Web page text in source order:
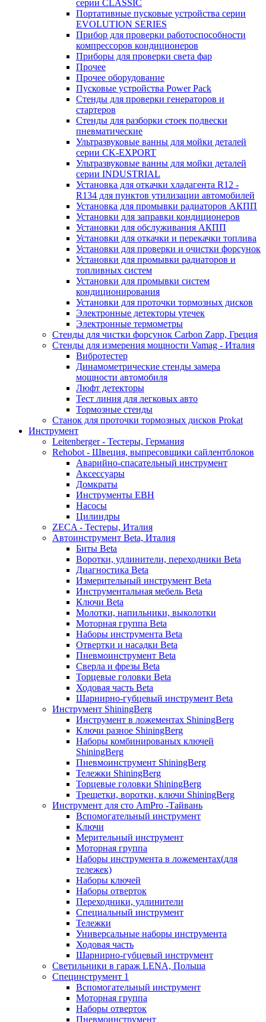
серии CLASSIC
Портативные пусковые устройства серии
EVOLUTION SERIES
Прибор для проверки работоспособности
компрессоров кондиционеров
Приборы для проверки света фар
Прочее
Прочее оборудование
Пусковые устройства Power Pack
Стенды для проверки генераторов и
стартеров
Стенды для разборки стоек подвески
пневматические
Ультразвуковые ванны для мойки деталей
серии CK-EXPORT
Ультразвуковые ванны для мойки деталей
серии INDUSTRIAL
Установка для откачки хладагента R12 -
R134 для пунктов утилизации автомобилей
Установка для промывки радиаторов АКПП
Установки для заправки кондиционеров
Установки для обслуживания АКПП
Установки для откачки и перекачки топлива
Установки для проверки и очистки форсунок
Установки для промывки радиаторов и
топливных систем
Установки для промывки систем
кондиционирования
Установки для проточки тормозных дисков
Электронные детекторы утечек
Электронные термометры
Стенды для чистки форсунок Carbon Zapp, Греция
Стенды для измерения мощности Vamag - Италия
Вибротестер
Динамометрические стенды замера
мощности автомобиля
Люфт детекторы
Тест линия для легковых авто
Тормозные стенды
Станок для проточки тормозных дисков Prokat
Инструмент
Leitenberger - Тестеры, Германия
Rehobot - Швеция, выпресовщики сайлентблоков
Аварийно-спасательный инструмент
Аксессуары
Домкраты
Инструменты EBH
Насосы
Цилиндры
ZECA - Тестеры, Италия
Автоинструмент Beta, Италия
Биты Beta
Воротки, удлинители, переходники Beta
Диагностика Beta
Измерительный инструмент Beta
Инструментальная мебель Beta
Ключи Beta
Молотки, напильники, выколотки
Моторная группа Beta
Наборы инструмента Beta
Отвертки и насадки Beta
Пневмоинструмент Beta
Сверла и фрезы Beta
Торцевые головки Beta
Ходовая часть Beta
Шарнирно-губцевый инструмент Beta
Инструмент ShiningBerg
Инструмент в ложементах ShiningBerg
Ключи разное ShiningBerg
Наборы комбинированых ключей
ShiningBerg
Пневмоинструмент ShiningBerg
Тележки ShiningBerg
Торцевые головки ShiningBerg
Трещетки, воротки, ключи ShiningBerg
Инструмент для сто AmPro -Тайвань
Вспомогательный инструмент
Ключи
Мерительный инструмент
Моторная группа
Наборы инструмента в ложементах(для
тележек)
Наборы ключей
Наборы отверток
Переходники, удлинители
Специальный инструмент
Тележки
Универсальные наборы инструмента
Ходовая часть
Шарнирно-губцевый инструмент
Светильники в гараж LENA, Польша
Специнструмент 1
Вспомогательный инструмент
Моторная группа
Наборы отверток
Пневмоинструмент